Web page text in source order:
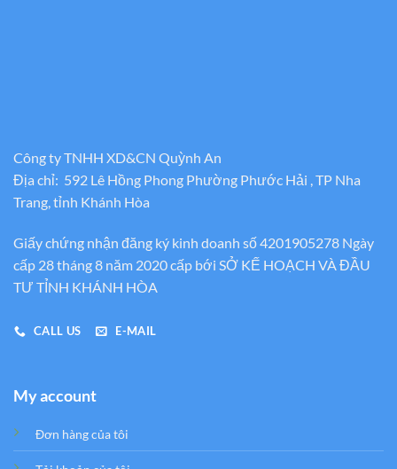
Công ty TNHH XD&CN Quỳnh An
Địa chỉ: 592 Lê Hồng Phong Phường Phước Hải , TP Nha
Trang, tỉnh Khánh Hòa
Giấy chứng nhận đăng ký kinh doanh số 4201905278 Ngày
cấp 28 tháng 8 năm 2020 cấp bới SỞ KẾ HOẠCH VÀ ĐẦU
TƯ TỈNH KHÁNH HÒA
CALL US E-MAIL
My account
Đơn hàng của tôi